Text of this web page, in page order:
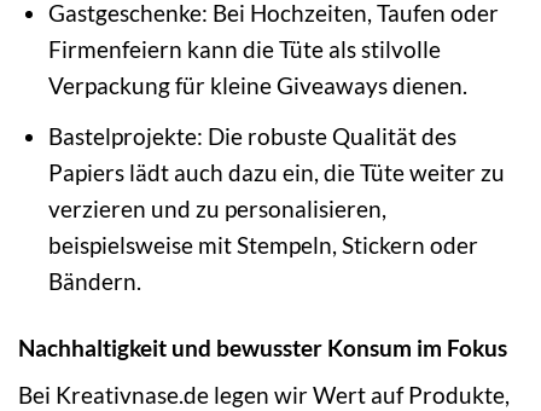
Gastgeschenke: Bei Hochzeiten, Taufen oder
Firmenfeiern kann die Tüte als stilvolle
Verpackung für kleine Giveaways dienen.
Bastelprojekte: Die robuste Qualität des
Papiers lädt auch dazu ein, die Tüte weiter zu
verzieren und zu personalisieren,
beispielsweise mit Stempeln, Stickern oder
Bändern.
Nachhaltigkeit und bewusster Konsum im Fokus
Bei Kreativnase.de legen wir Wert auf Produkte,